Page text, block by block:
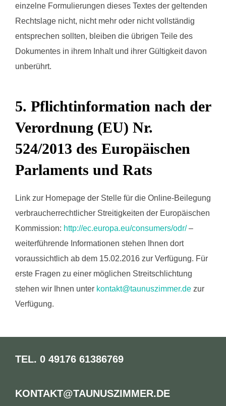
einzelne Formulierungen dieses Textes der geltenden
Rechtslage nicht, nicht mehr oder nicht vollständig
entsprechen sollten, bleiben die übrigen Teile des
Dokumentes in ihrem Inhalt und ihrer Gültigkeit davon
unberührt.
5. Pflichtinformation nach der
Verordnung (EU) Nr.
524/2013 des Europäischen
Parlaments und Rats
Link zur Homepage der Stelle für die Online-Beilegung
verbraucherrechtlicher Streitigkeiten der Europäischen
Kommission: http://ec.europa.eu/consumers/odr/–
weiterführende Informationen stehen Ihnen dort
voraussichtlich ab dem 15.02.2016 zur Verfügung. Für
erste Fragen zu einer möglichen Streitschlichtung
stehen wir Ihnen unter kontakt@taunuszimmer.de zur
Verfügung.
TEL. 0 49176 61386769
KONTAKT@TAUNUSZIMMER.DE